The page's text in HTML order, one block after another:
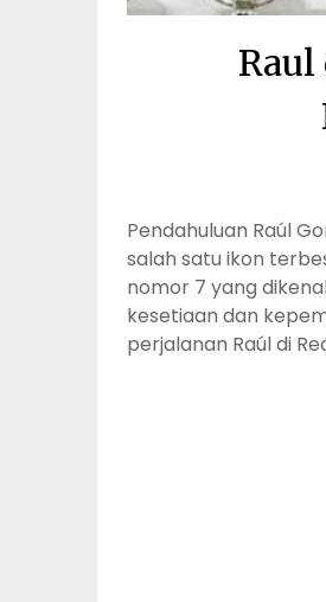
Pendahuluan Raúl
salah satu ikon
nomor 7 yang
kesetiaan dan
perjalanan Raúl di